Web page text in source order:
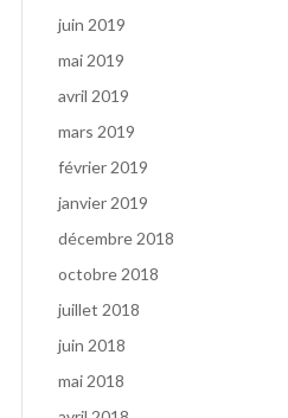
juin 2019
mai 2019
avril 2019
mars 2019
février 2019
janvier 2019
décembre 2018
octobre 2018
juillet 2018
juin 2018
mai 2018